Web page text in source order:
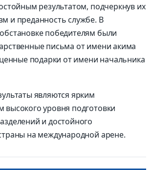
результатом, подчеркнув их
и преданность службе. В
победителям были
письма от имени акима
подарки от имени начальника
являются ярким
высокого уровня подготовки
и достойного
на международной арене.